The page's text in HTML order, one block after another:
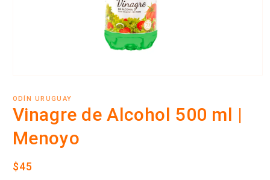
multimedia
1
en
ventana
modal
ODÍN URUGUAY
Vinagre de Alcohol 500 ml |
Menoyo
Precio
$45